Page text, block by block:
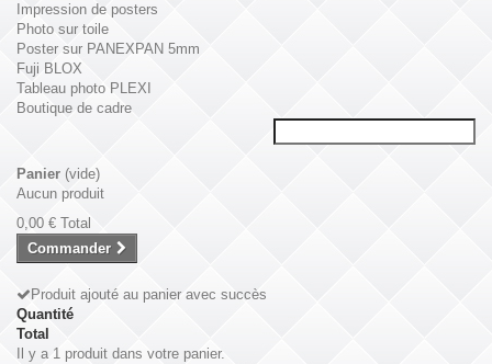
Impression de posters
Photo sur toile
Poster sur PANEXPAN 5mm
Fuji BLOX
Tableau photo PLEXI
Boutique de cadre
Panier (vide)
Aucun produit
0,00 € Total
Commander
Produit ajouté au panier avec succès
Quantité
Total
Il y a 1 produit dans votre panier.